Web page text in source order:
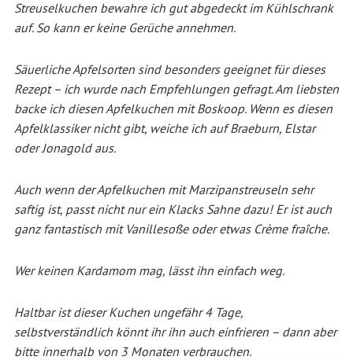
Streuselkuchen bewahre ich gut abgedeckt im Kühlschrank
auf. So kann er keine Gerüche annehmen.
Säuerliche Apfelsorten sind besonders geeignet für dieses
Rezept – ich wurde nach Empfehlungen gefragt. Am liebsten
backe ich diesen Apfelkuchen mit Boskoop. Wenn es diesen
Apfelklassiker nicht gibt, weiche ich auf Braeburn, Elstar
oder Jonagold aus.
Auch wenn der Apfelkuchen mit Marzipanstreuseln sehr
saftig ist, passt nicht nur ein Klacks Sahne dazu! Er ist auch
ganz fantastisch mit Vanillesoße oder etwas Crème fraîche.
Wer keinen Kardamom mag, lässt ihn einfach weg.
Haltbar ist dieser Kuchen ungefähr 4 Tage,
selbstverständlich könnt ihr ihn auch einfrieren – dann aber
bitte innerhalb von 3 Monaten verbrauchen.